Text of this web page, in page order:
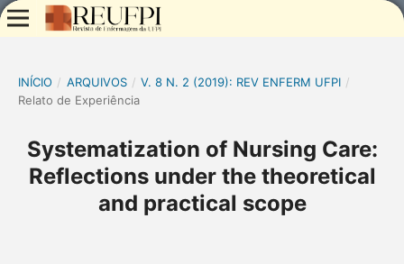
INÍCIO / ARQUIVOS / V. 8 N. 2 (2019): REV ENFERM UFPI /
Relato de Experiência
Systematization of Nursing Care:
Reflections under the theoretical
and practical scope